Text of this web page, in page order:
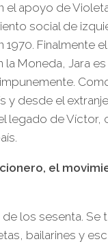
apoyo de
social de
Finalmente
la Moneda, Jara
y desde el
legado de Víctor,
el
los sesenta. Se
bailarines y